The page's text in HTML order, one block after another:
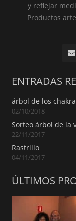
y reflejar
Productos
ENTRADAS
árbol de los
02/10/2018
Sorteo árbol de la
22/11/2017
Rastrillo
04/11/2017
ÚLTIMOS